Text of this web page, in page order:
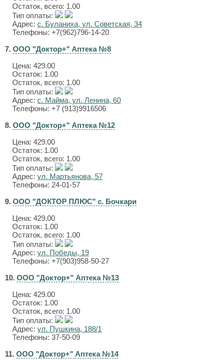
Остаток, всего: 1.00
Тип оплаты:
Адрес: с. Буланиха, ул. Советская, 34
Телефоны: +7(962)796-14-20
7. ООО "Доктор+" Аптека №8
Цена: 429.00
Остаток: 1.00
Остаток, всего: 1.00
Тип оплаты:
Адрес: с. Майма, ул. Ленина, 60
Телефоны: +7 (913)9916506
8. ООО "Доктор+" Аптека №12
Цена: 429.00
Остаток: 1.00
Остаток, всего: 1.00
Тип оплаты:
Адрес: ул. Мартьянова, 57
Телефоны: 24-01-57
9. ООО "ДОКТОР ПЛЮС" с. Бочкари
Цена: 429.00
Остаток: 1.00
Остаток, всего: 1.00
Тип оплаты:
Адрес: ул. Победы, 19
Телефоны: +7(903)958-50-27
10. ООО "Доктор+" Аптека №13
Цена: 429.00
Остаток: 1.00
Остаток, всего: 1.00
Тип оплаты:
Адрес: ул. Пушкина, 188/1
Телефоны: 37-50-09
11. ООО "Доктор+" Аптека №14